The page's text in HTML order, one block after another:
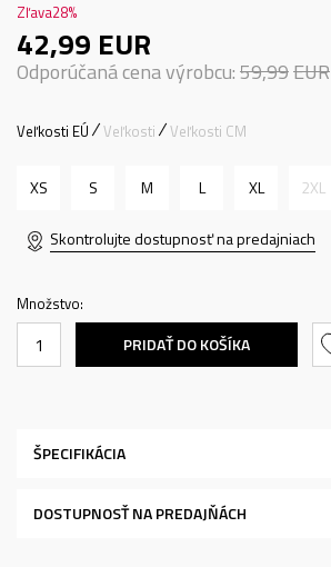
Zľava28%
42,99 EUR
Odporúčaná cena výrobcu:59,99EUR
Veľkosti EÚ Veľkosti Veľkosti CM
XS S M L XL 2XL
Skontrolujte dostupnosť na predajniach
Množstvo:
PRIDAŤ DO KOŠÍKA
ŠPECIFIKÁCIA
DOSTUPNOSŤ NA PREDAJŇÁCH